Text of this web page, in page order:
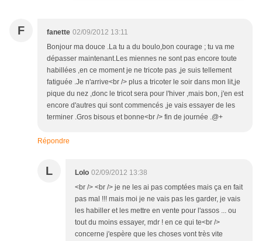
F fanette 02/09/2012 13:11
Bonjour ma douce .La tu a du boulo,bon courage ; tu va me
dépasser maintenant.Les miennes ne sont pas encore toute
habillées ,en ce moment je ne tricote pas ,je suis tellement
fatiguée .Je n'arrive<br /> plus a tricoter le soir dans mon lit,je
pique du nez ,donc le tricot sera pour l'hiver ,mais bon, j'en est
encore d'autres qui sont commencés ,je vais essayer de les
terminer .Gros bisous et bonne<br /> fin de journée .@+
Répondre
L Lolo 02/09/2012 13:38
<br /> <br /> je ne les ai pas comptées mais ça en fait
pas mal !!! mais moi je ne vais pas les garder, je vais
les habiller et les mettre en vente pour l'assos ... ou
tout du moins essayer, mdr ! en ce qui te<br />
concerne j'espère que les choses vont très vite